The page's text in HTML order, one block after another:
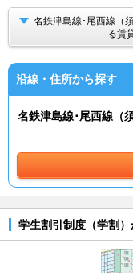
名鉄津島線･尾西線（
る賃
沿線・住所から探す
名鉄津島線･尾西線（
学生割引制度（学割